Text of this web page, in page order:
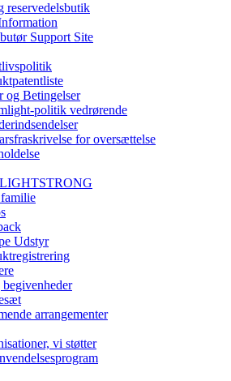
reservedelsbutik
Support Site
og Betingelser
politik vedrørende
for oversættelse
Udstyr
arrangementer
vi støtter